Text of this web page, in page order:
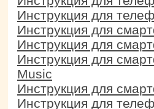
Инструкция для
Инструкция для
Инструкция для
Инструкция для
Music
Инструкция для
Инструкция для